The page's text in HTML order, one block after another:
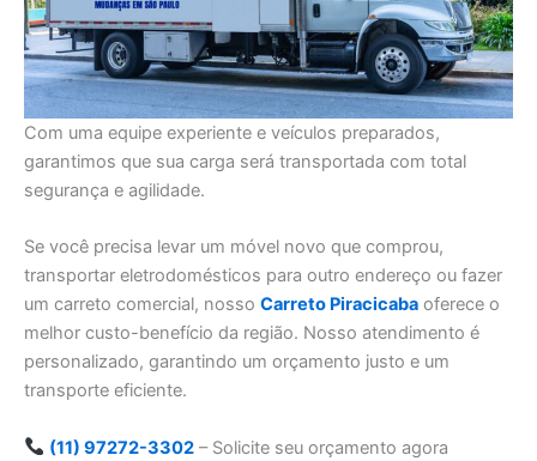
Com uma equipe experiente e veículos preparados,
garantimos que sua carga será transportada com total
segurança e agilidade.
Se você precisa levar um móvel novo que comprou,
transportar eletrodomésticos para outro endereço ou fazer
um carreto comercial, nosso Carreto Piracicaba oferece o
melhor custo-benefício da região. Nosso atendimento é
personalizado, garantindo um orçamento justo e um
transporte eficiente.
(11) 97272-3302– Solicite seu orçamento agora